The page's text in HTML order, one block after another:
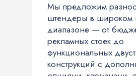
Мы предложим
штендеры в широком
диапазоне — от
рекламных стоек до
функциональных
конструкций с